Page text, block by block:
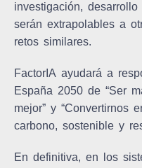
investigación,
serán extrapolables a
retos similares.
FactorIA ayudará a
España 2050 de “Ser
mejor” y “Convertirnos
carbono, sostenible y
En definitiva, en los